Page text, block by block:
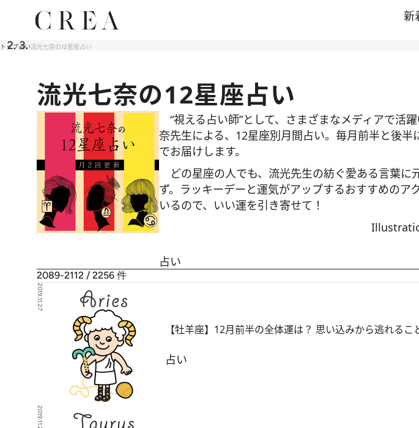
新
トップ占い流光七奈の12星座占い
流光七奈の12星座占い
“視える占い師”として、さまざまなメディアで活
奈先生による、12星座別月間占い。毎月前半と後半
でお届けします。
どの星座の人でも、流光先生の紡ぐ愛ある言葉に
ず。ラッキーデーと運気がアップするおすすめのア
いるので、いい運を引き寄せて！
占い
2089-2112 / 2256 件
2019.11.27
【牡羊座】12月前半の全体運は？ 思い込みから逃れるこ
占い
2019.11.27